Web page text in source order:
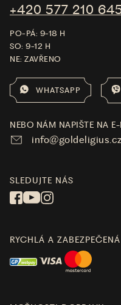
+420 577 210
PO-PÁ: 9-18 H
SO: 9-12 H
NE: ZAVŘENO
WHATSAPP
NEBO NÁM NAPIŠTE NA
info@goldeligius.cz
SLEDUJTE NÁS
RYCHLÁ A